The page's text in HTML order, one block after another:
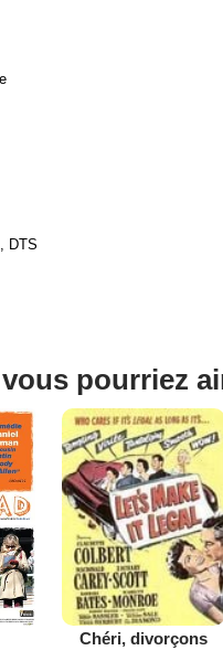
DTS
pourriez
Chéri, divorçons